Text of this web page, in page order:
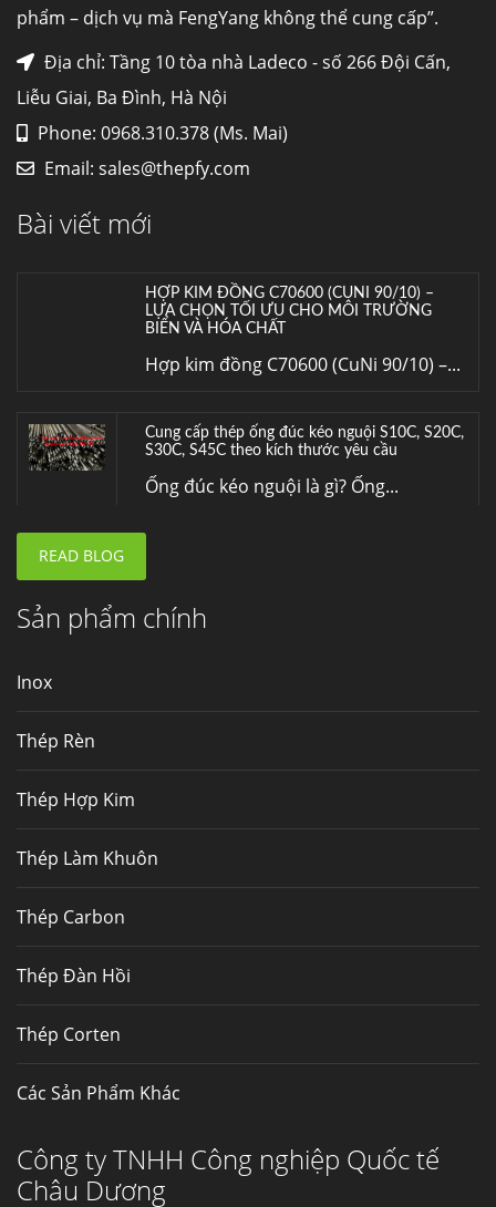
phẩm – dịch vụ mà FengYang không thể cung cấp”.
Địa chỉ: Tầng 10 tòa nhà Ladeco - số 266 Đội Cấn,
Liễu Giai, Ba Đình, Hà Nội
Phone: 0968.310.378 (Ms. Mai)
Email: sales@thepfy.com
Bài viết mới
Hợp kim N06625 là gì? Giá hợp kim 625 mới
nhiệt,...
Mua inox ở đâu chất lượng giá tốt? Gọi ngay
Inox (thép không gỉ) là một trong...
HỢP KIM ĐỒNG C70600 (CUNI 90/10) –
LỰA CHỌN TỐI ƯU CHO MÔI TRƯỜNG
BIỂN VÀ HÓA CHẤT
Hợp kim đồng C70600 (CuNi 90/10) –...
Cung cấp thép ống đúc kéo nguội S10C, S20C,
S30C, S45C theo kích thước yêu cầu
Ống đúc kéo nguội là gì? Ống...
Fengyang là một trong những nhà
Thép Fengyang
READ BLOG
Sản phẩm chính
Inox
Thép Rèn
Thép Hợp Kim
Thép Làm Khuôn
Thép Carbon
Thép Đàn Hồi
Thép Corten
Các Sản Phẩm Khác
Công ty TNHH Công nghiệp Quốc tế
Châu Dương